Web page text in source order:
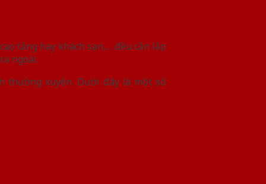
tầng hay khách sạn,… đều cần lắp
ngoài.
thường xuyên. Dưới đây là một số